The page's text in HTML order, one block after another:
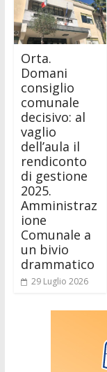
Orta.
Domani
consiglio
comunale
decisivo: al
vaglio
dell’aula il
rendiconto
di gestione
2025.
Amministraz
ione
Comunale a
un bivio
drammatico
29 Luglio 2026